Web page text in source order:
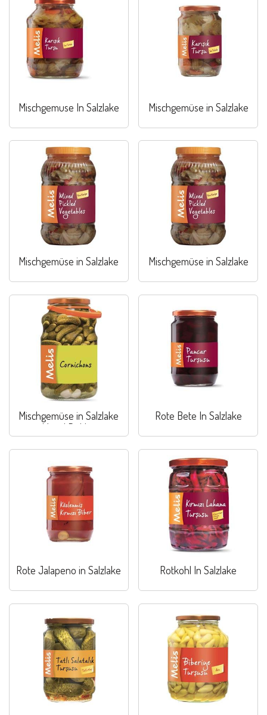
Mischgemuse In Salzlake Mischgemüse in Salzlake
Mischgemüse in Salzlake Mischgemüse in Salzlake
Mischgemüse in Salzlake
Mixed Pickles
Rote Bete In Salzlake
Rote Jalapeno in Salzlake Rotkohl In Salzlake